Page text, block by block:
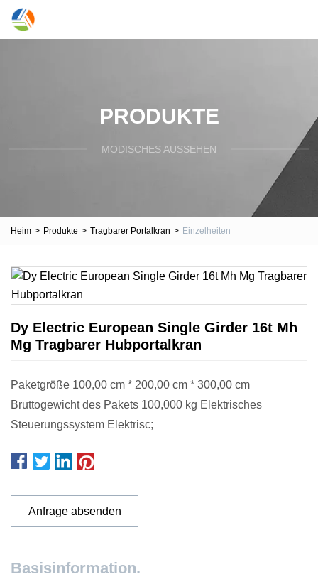
PRODUKTE
MODISCHES AUSSEHEN
Heim > Produkte > Tragbarer Portalkran > Einzelheiten
Dy Electric European Single Girder 16t Mh
Mg Tragbarer Hubportalkran
Paketgröße 100,00 cm * 200,00 cm * 300,00 cm
Bruttogewicht des Pakets 100,000 kg Elektrisches
Steuerungssystem Elektrisc;
Anfrage absenden
Basisinformation.